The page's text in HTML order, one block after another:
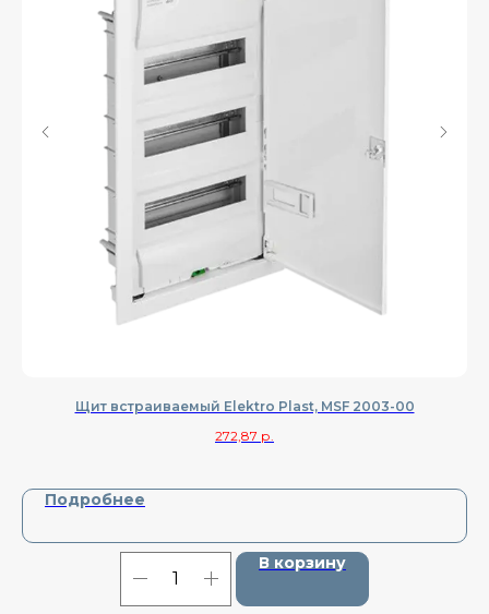
Щит встраиваемый Elektro Plast, MSF 2003-00
272,87 р.
Подробнее
В корзину